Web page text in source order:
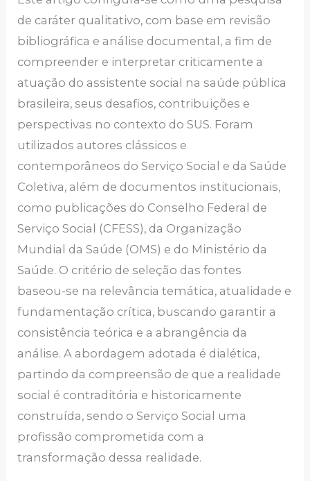
de caráter qualitativo, com base em revisão
bibliográfica e análise documental, a fim de
compreender e interpretar criticamente a
atuação do assistente social na saúde pública
brasileira, seus desafios, contribuições e
perspectivas no contexto do SUS. Foram
utilizados autores clássicos e
contemporâneos do Serviço Social e da Saúde
Coletiva, além de documentos institucionais,
como publicações do Conselho Federal de
Serviço Social (CFESS), da Organização
Mundial da Saúde (OMS) e do Ministério da
Saúde. O critério de seleção das fontes
baseou-se na relevância temática, atualidade e
fundamentação crítica, buscando garantir a
consistência teórica e a abrangência da
análise. A abordagem adotada é dialética,
partindo da compreensão de que a realidade
social é contraditória e historicamente
construída, sendo o Serviço Social uma
profissão comprometida com a
transformação dessa realidade.